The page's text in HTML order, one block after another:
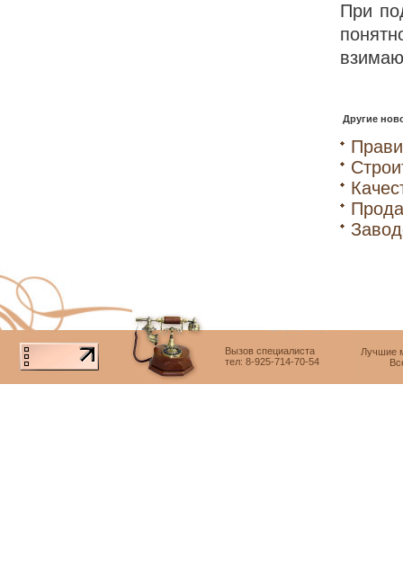
При
Другие
Вызов специалиста
тел: 8-925-714-70-54
Лучшие